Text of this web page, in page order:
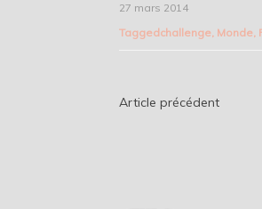
27 mars 2014
Taggedchallenge, Monde,
Navigation
Article précédent